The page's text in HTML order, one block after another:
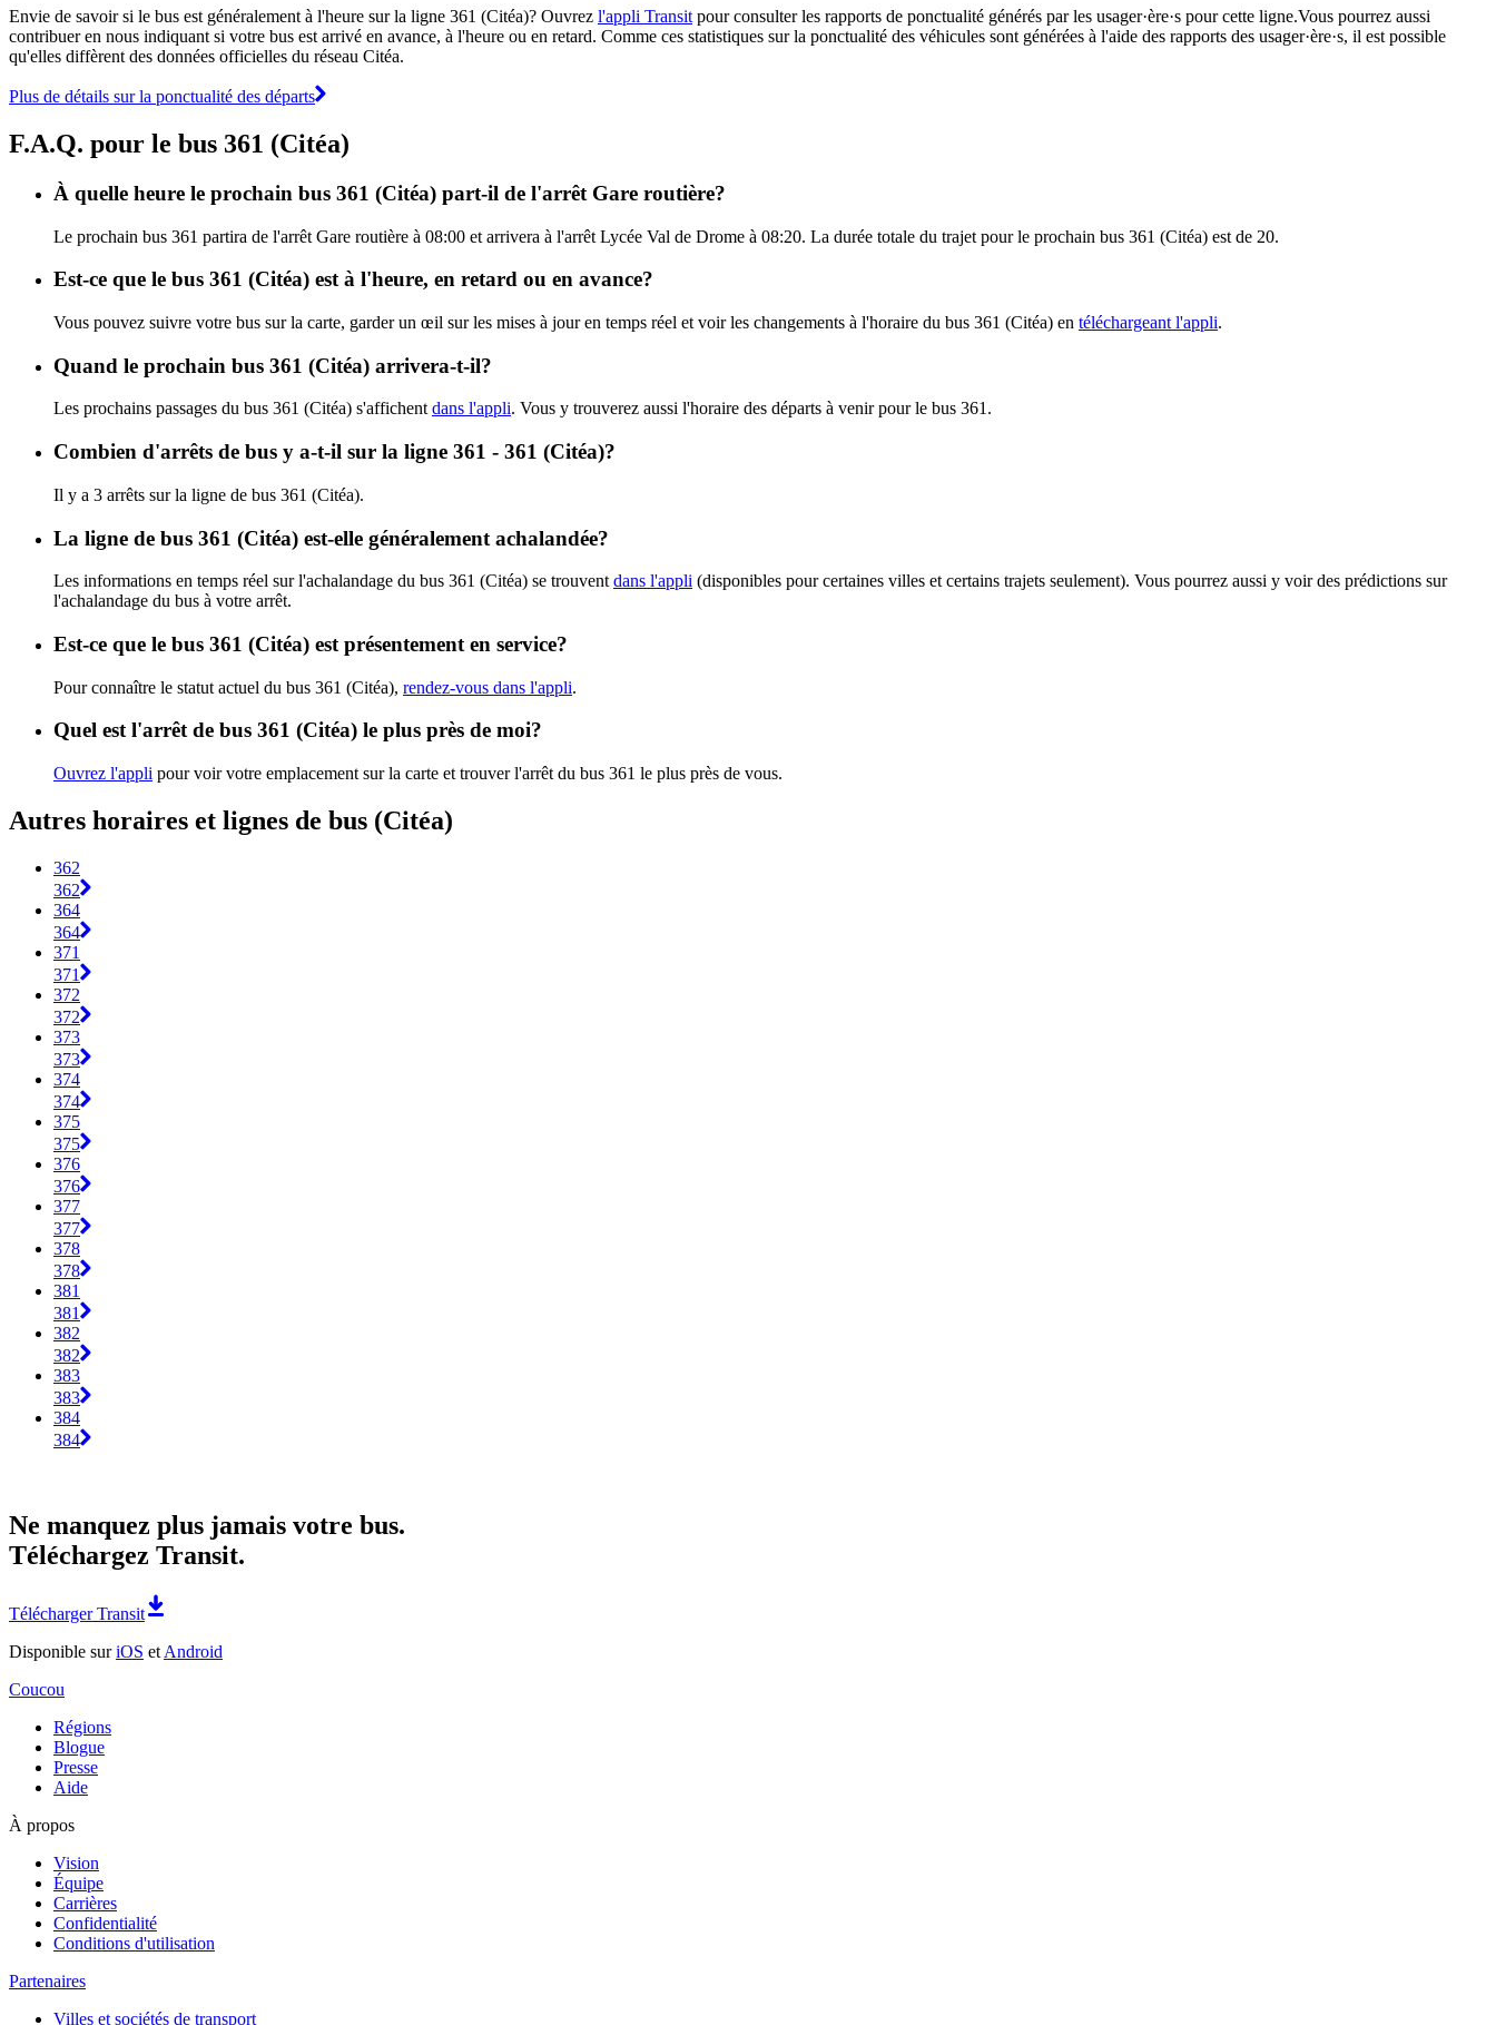
Envie de savoir si le bus est généralement à l'heure sur la ligne 361 (Citéa)? Ouvrez l'appli Transit pour consulter les rapports de ponctualité générés par les usager·ère·s pour cette ligne.Vous pourrez aussi
contribuer en nous indiquant si votre bus est arrivé en avance, à l'heure ou en retard. Comme ces statistiques sur la ponctualité des véhicules sont générées à l'aide des rapports des usager·ère·s, il est possible
qu'elles diffèrent des données officielles du réseau Citéa.
Plus de détails sur la ponctualité des départs
F.A.Q. pour le bus 361 (Citéa)
À quelle heure le prochain bus 361 (Citéa) part-il de l'arrêt Gare routière?
Le prochain bus 361 partira de l'arrêt Gare routière à 08:00 et arrivera à l'arrêt Lycée Val de Drome à 08:20. La durée totale du trajet pour le prochain bus 361 (Citéa) est de 20.
Est-ce que le bus 361 (Citéa) est à l'heure, en retard ou en avance?
Vous pouvez suivre votre bus sur la carte, garder un œil sur les mises à jour en temps réel et voir les changements à l'horaire du bus 361 (Citéa) en téléchargeant l'appli.
Quand le prochain bus 361 (Citéa) arrivera-t-il?
Les prochains passages du bus 361 (Citéa) s'affichent dans l'appli. Vous y trouverez aussi l'horaire des départs à venir pour le bus 361.
Combien d'arrêts de bus y a-t-il sur la ligne 361 - 361 (Citéa)?
Il y a 3 arrêts sur la ligne de bus 361 (Citéa).
La ligne de bus 361 (Citéa) est-elle généralement achalandée?
Les informations en temps réel sur l'achalandage du bus 361 (Citéa) se trouvent dans l'appli (disponibles pour certaines villes et certains trajets seulement). Vous pourrez aussi y voir des prédictions sur
l'achalandage du bus à votre arrêt.
Est-ce que le bus 361 (Citéa) est présentement en service?
Pour connaître le statut actuel du bus 361 (Citéa), rendez-vous dans l'appli.
Quel est l'arrêt de bus 361 (Citéa) le plus près de moi?
Ouvrez l'appli pour voir votre emplacement sur la carte et trouver l'arrêt du bus 361 le plus près de vous.
Autres horaires et lignes de bus (Citéa)
362
362
364
364
371
371
372
372
373
373
374
374
375
375
376
376
377
377
378
378
381
381
382
382
383
383
384
384
Ne manquez plus jamais votre bus.
Téléchargez Transit.
Télécharger Transit
Disponible suriOS et Android
Coucou
Régions
Blogue
Presse
Aide
À propos
Vision
Équipe
Carrières
Confidentialité
Conditions d'utilisation
Partenaires
Villes et sociétés de transport